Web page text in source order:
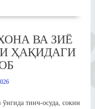
ВА ЗИЁ
ҲАҚИДАГИ
ўнгида тинч-осуда, сокин